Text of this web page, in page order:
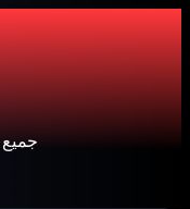
جميع